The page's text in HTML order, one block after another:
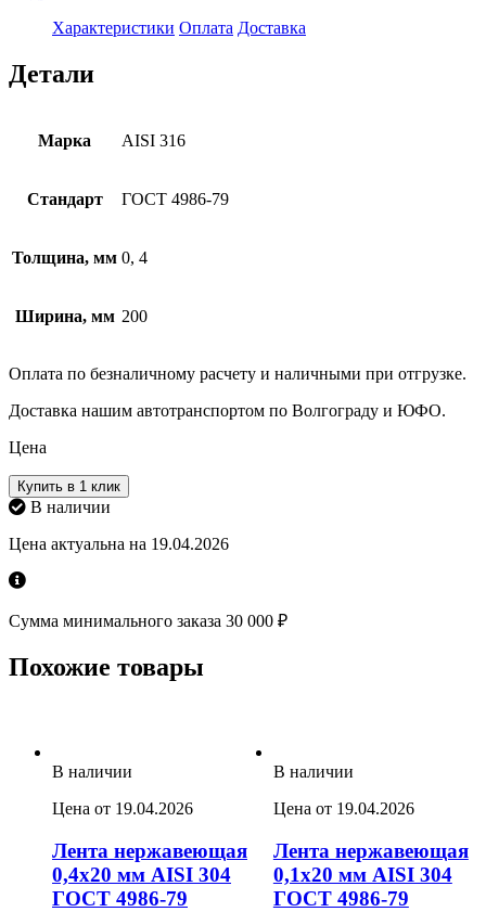
Характеристики Оплата Доставка
Детали
Марка AISI 316
Стандарт ГОСТ 4986-79
Толщина, мм 0, 4
Ширина, мм 200
Оплата по безналичному расчету и наличными при отгрузке.
Доставка нашим автотранспортом по Волгограду и ЮФО.
Цена
Купить в 1 клик
В наличии
Цена актуальна на 19.04.2026
Сумма минимального заказа 30 000 ₽
Похожие товары
В наличии
Цена от 19.04.2026
Лента нержавеющая
0,4х20 мм AISI 304
ГОСТ 4986-79
В наличии
Цена от 19.04.2026
Лента нержавеющая
0,1х20 мм AISI 304
ГОСТ 4986-79